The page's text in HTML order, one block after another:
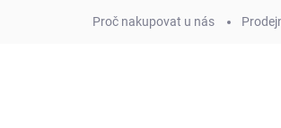
Proč nakupovat u nás